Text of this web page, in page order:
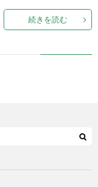
続きを読む